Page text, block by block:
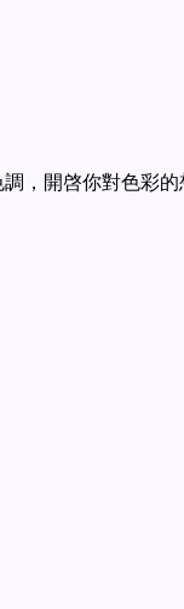
，開啓你對色彩的